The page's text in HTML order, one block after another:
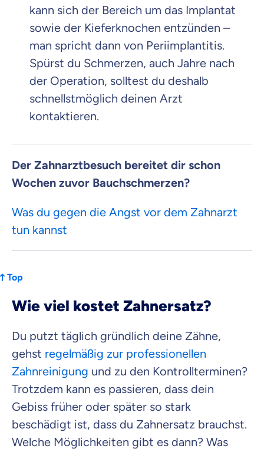
kann sich der Bereich um das Implantat
sowie der Kieferknochen entzünden –
man spricht dann von Periimplantitis.
Spürst du Schmerzen, auch Jahre nach
der Operation, solltest du deshalb
schnellstmöglich deinen Arzt
kontaktieren.
Der Zahnarztbesuch bereitet dir schon
Wochen zuvor Bauchschmerzen?
Was du gegen die Angst vor dem Zahnarzt
tun kannst
Top
Wie viel kostet Zahnersatz?
Du putzt täglich gründlich deine Zähne,
gehst regelmäßig zur professionellen
Zahnreinigung und zu den Kontrollterminen?
Trotzdem kann es passieren, dass dein
Gebiss früher oder später so stark
beschädigt ist, dass du Zahnersatz brauchst.
Welche Möglichkeiten gibt es dann? Was